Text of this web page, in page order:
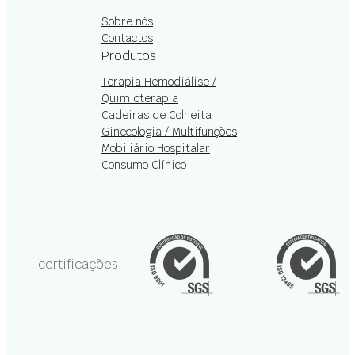
Sobre nós
Contactos
Produtos
Terapia Hemodiálise /
Quimioterapia
Cadeiras de Colheita
Ginecologia / Multifunções
Mobiliário Hospitalar
Consumo Clínico
certificações